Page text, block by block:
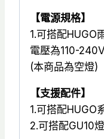
【電源規格】
1.可搭配HUGO
電壓為110-
(本商品為空燈)
【支援配件】
1.可搭配HUGO
2.可搭配GU10